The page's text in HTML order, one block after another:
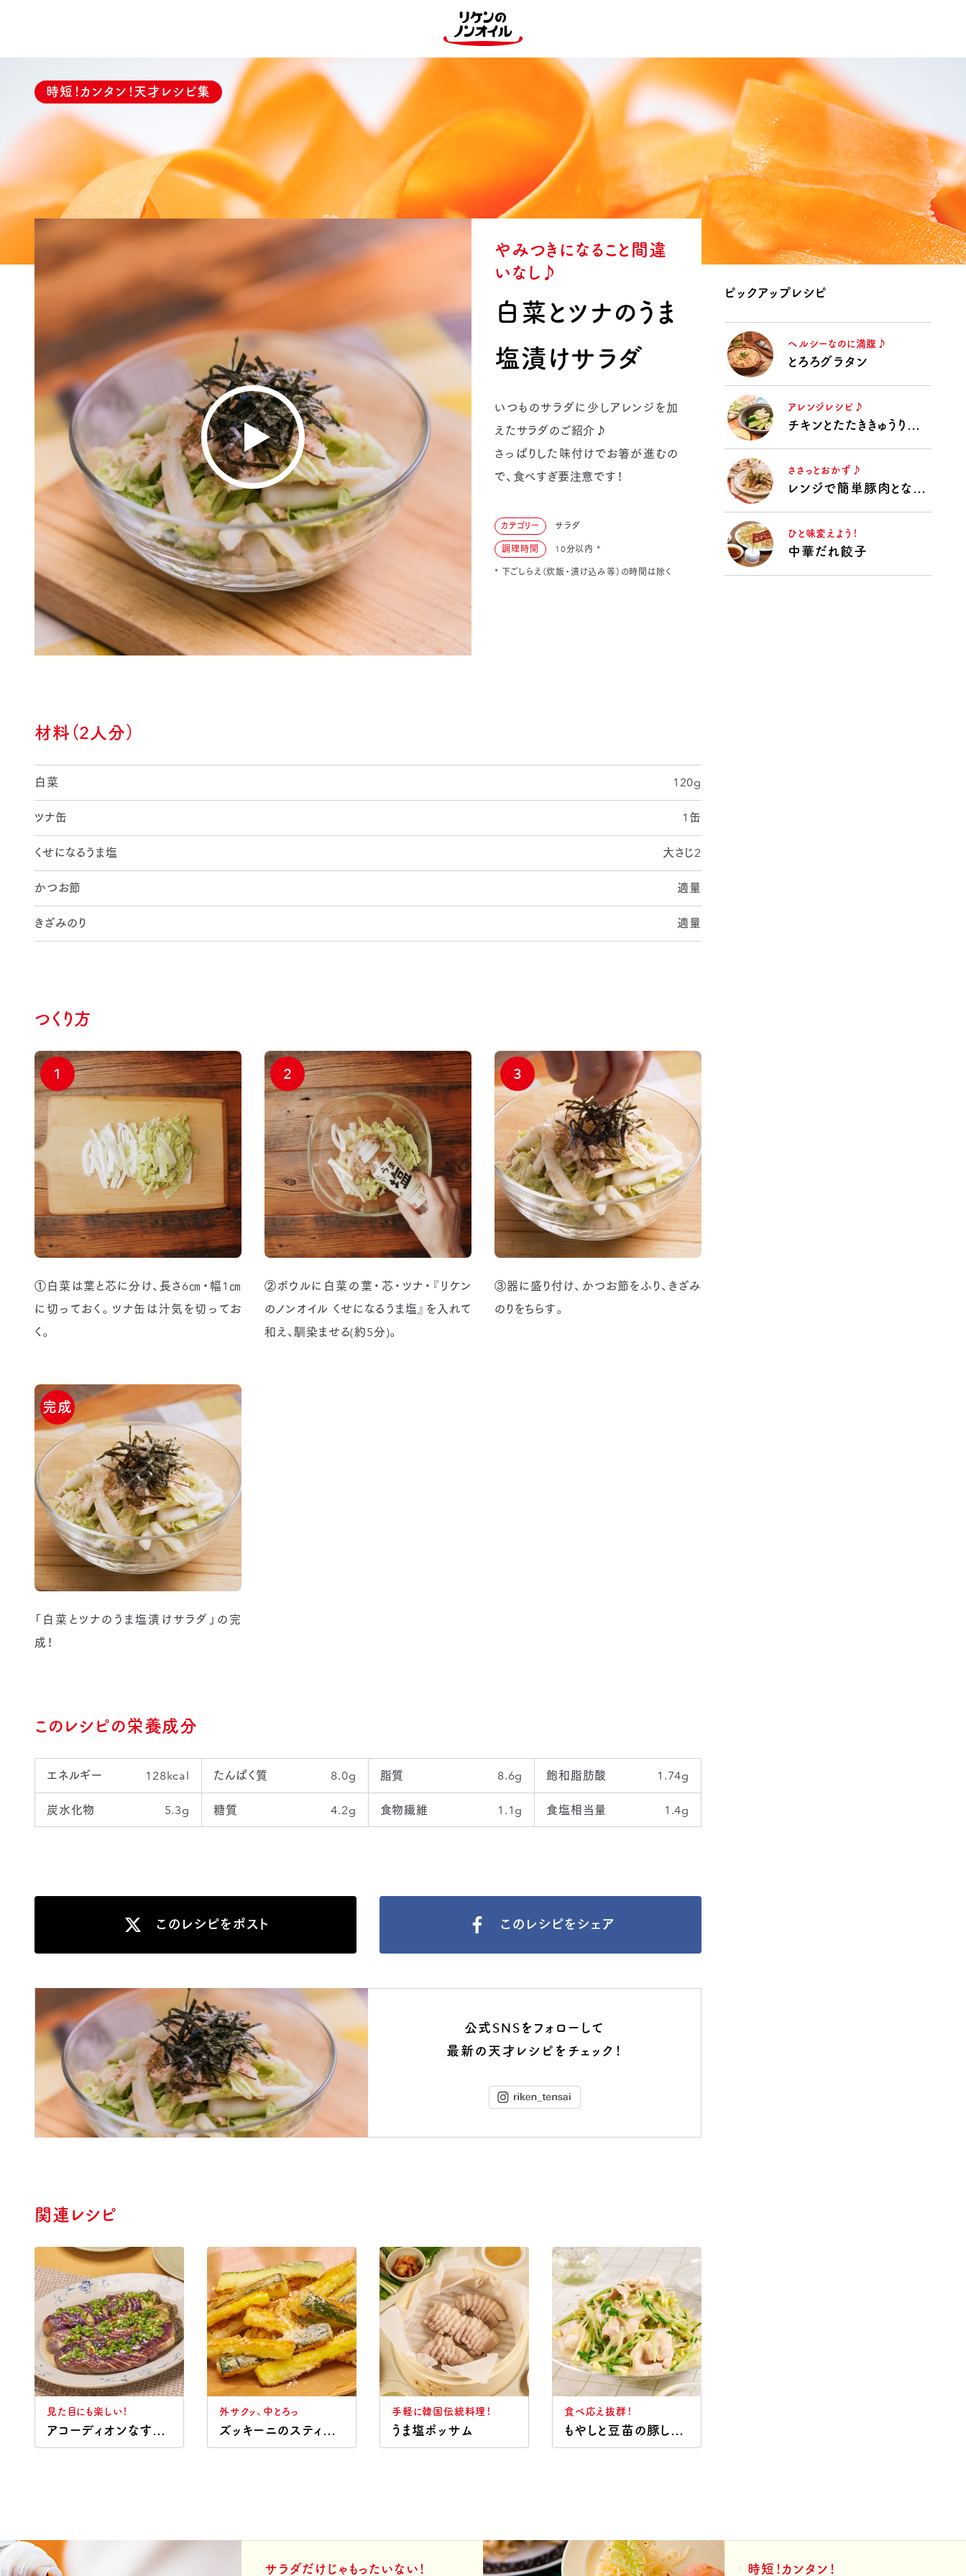
時短！カンタン！天才レシピ集
やみつきになること間違
いなし♪
白菜とツナのうま
塩漬けサラダ
いつものサラダに少しアレンジを加
えたサラダのご紹介♪
さっぱりした味付けでお箸が進むの
で、食べすぎ要注意です！
カテゴリー サラダ
調理時間 10分以内 *
* 下ごしらえ（炊飯・漬け込み等）の時間は除く
材料（2人分）
白菜 120g
ツナ缶 1缶
くせになるうま塩 大さじ2
かつお節 適量
きざみのり 適量
つくり方
①白菜は葉と芯に分け、長さ6㎝・幅1㎝
に切っておく。ツナ缶は汁気を切ってお
く。
1
②ボウルに白菜の葉・芯・ツナ・『リケン
のノンオイル くせになるうま塩』を入れて
和え、馴染ませる(約5分)。
2
③器に盛り付け、かつお節をふり、きざみ
のりをちらす。
3
「白菜とツナのうま塩漬けサラダ」の完
成！
完成
このレシピの栄養成分
エネルギー 128kcal たんぱく質 8.0g 脂質 8.6g 飽和脂肪酸 1.74g
炭水化物 5.3g 糖質 4.2g 食物繊維 1.1g 食塩相当量 1.4g
このレシピをポスト このレシピをシェア
公式SNSをフォローして
最新の天才レシピをチェック！
関連レシピ
見た目にも楽しい！
アコーディオンなすのねぎ香味だれ
外サクッ、中とろっ
ズッキーニのスティック唐揚
手軽に韓国伝統料理！
うま塩ポッサム
食べ応え抜群！
もやしと豆苗の豚しゃぶ和えサラダ
ピックアップレシピ
ヘルシーなのに満腹♪
とろろグラタン
アレンジレシピ♪
チキンとたたききゅうりのうま塩漬け
ささっとおかず♪
レンジで簡単豚肉となすの揚げない揚げ浸し
ひと味変えよう！
中華だれ餃子
サラダだけじゃもったいない！ 時短！カンタン！